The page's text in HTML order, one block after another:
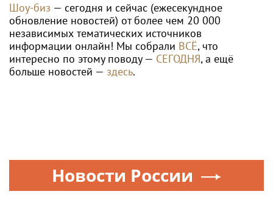
Шоу-биз — сегодня и сейчас (ежесекундное
обновление новостей) от более чем 20 000
независимых тематических источников
информации онлайн! Мы собрали ВСЁ, что
интересно по этому поводу — СЕГОДНЯ, а ещё
больше новостей — здесь.
Новости России